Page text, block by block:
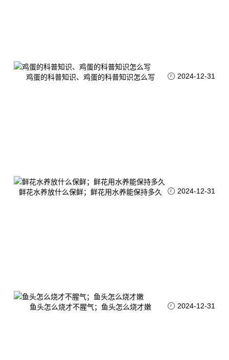
鸡蛋的科普知识、鸡蛋的科普知识怎么写 2024-12-31
鲜花水养放什么保鲜；鲜花用水养能保持多久 2024-12-31
鱼头怎么烧才不腥气；鱼头怎么烧才嫩 2024-12-31